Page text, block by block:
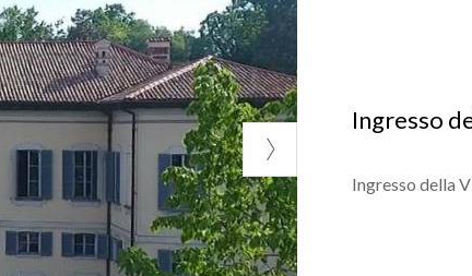
conveniente per i Porro, entrati
Novembre 1819, cederli immediatamente
con tutte le sue adiacenze passa a
20 centesimi. Niente sconti.
attestati dai registri catastali, finché la
Cornaggia Medici, interessante figura
e di questioni economico- sociali: la
offrì occasioni di sperimentazione di nuovi
Ingresso
Ingresso della